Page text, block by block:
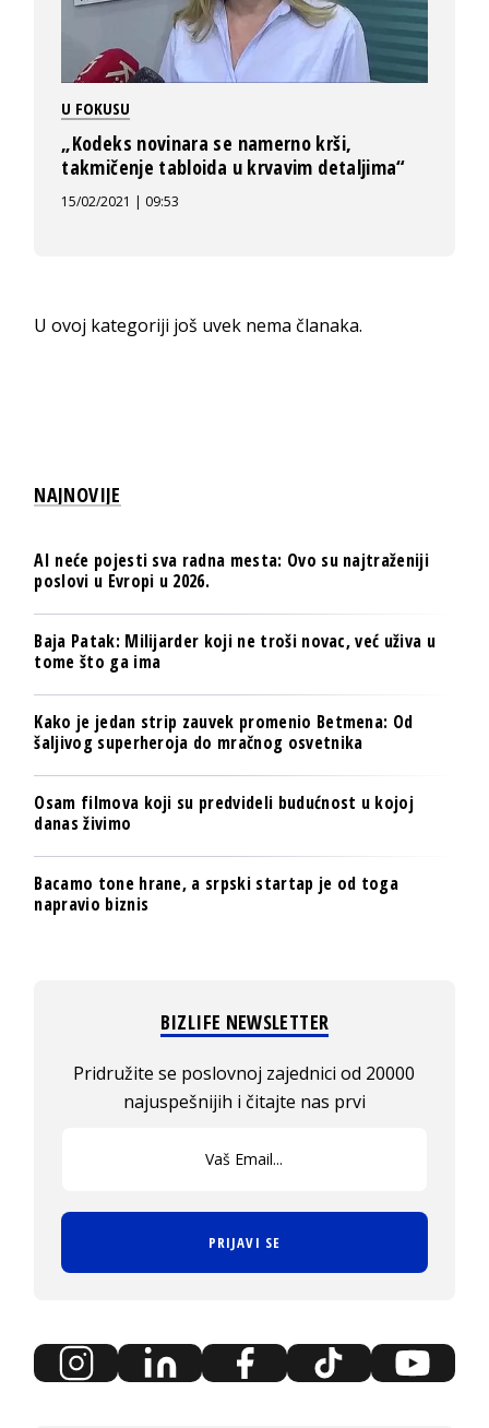
U FOKUSU
„Kodeks novinara se namerno krši,
takmičenje tabloida u krvavim detaljima“
15/02/2021 | 09:53
U ovoj kategoriji još uvek nema članaka.
NAJNOVIJE
AI neće pojesti sva radna mesta: Ovo su najtraženiji
poslovi u Evropi u 2026.
Baja Patak: Milijarder koji ne troši novac, već uživa u
tome što ga ima
Kako je jedan strip zauvek promenio Betmena: Od
šaljivog superheroja do mračnog osvetnika
Osam filmova koji su predvideli budućnost u kojoj
danas živimo
Bacamo tone hrane, a srpski startap je od toga
napravio biznis
BIZLIFE NEWSLETTER
Pridružite se poslovnoj zajednici od 20000
najuspešnijih i čitajte nas prvi
PRIJAVI SE